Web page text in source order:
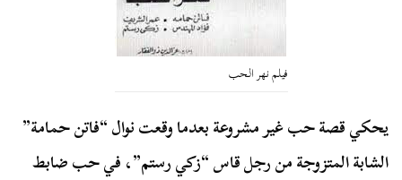
فيلم نهر الحب
يحكي قصة حب غير مشروعة بعدما وقعت نوال “فاتن حمامة”
الشابة المتزوجة من رجل قاس “زكي رستم”، في حب ضابط